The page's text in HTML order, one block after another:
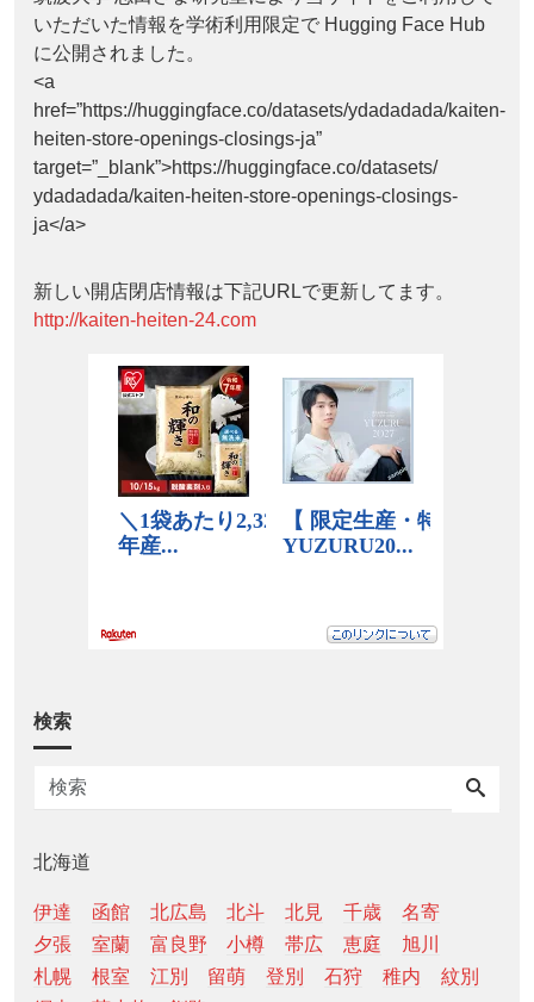
いただいた情報を学術利用限定で Hugging Face Hub
に公開されました。
<a
href=”https://huggingface.co/datasets/ydadadada/kaiten-
heiten-store-openings-closings-ja”
target=”_blank”>https://huggingface.co/datasets/
ydadadada/kaiten-heiten-store-openings-closings-
ja</a>
新しい開店閉店情報は下記URLで更新してます。
http://kaiten-heiten-24.com
検索
北海道
伊達 函館 北広島 北斗 北見 千歳
名寄
夕張
室蘭 富良野 小樽 帯広 恵庭
旭川
札幌
根室 江別 留萌 登別 石狩 稚内
紋別